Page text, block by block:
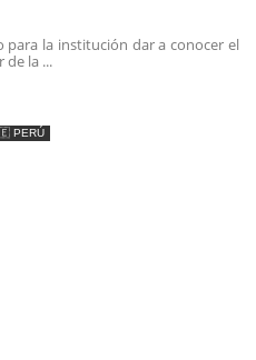
para la institución dar a conocer el
la ...
PERÚ